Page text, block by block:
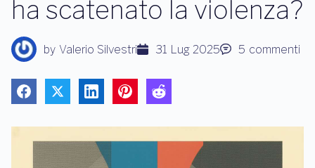
t
o
ha scatenato la violenza?
by Valerio Silvestri 31 Lug 2025 5 commenti